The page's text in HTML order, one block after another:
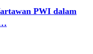
PWI dalam